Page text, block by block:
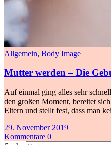
Allgemein, Body Image
Mutter werden – Die
Auf einmal ging alles sehr
den großen Moment, bereitet
Eltern und stellt fest, dass man
29. November 2019
Kommentare 0